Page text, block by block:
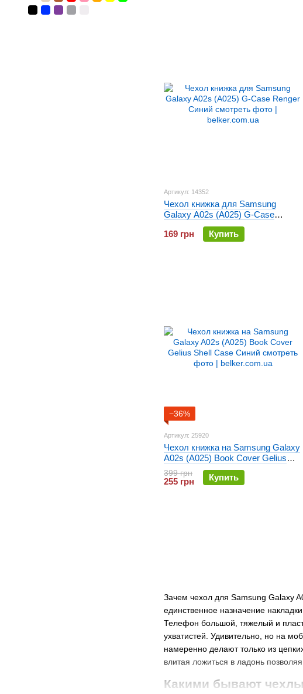
Зачем чехол для Samsung Galaxy
единственное назначение
Телефон большой, тяжелый и
ухватистей. Удивительно, но на
намеренно делают только из
влитая ложиться в ладонь
Какими бывают
Артикул: 14352
Чехол книжка для Samsung
Galaxy A02s (A025) G-Case
Renger Синий
169 грн
Купить
−36%
Артикул: 25920
Чехол книжка на Samsung Galaxy
A02s (A025) Book Cover Gelius
Shell Case Синий
399 грн
255 грн Купить